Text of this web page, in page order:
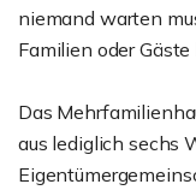
niemand warten
Familien oder
Das
aus lediglich sechs